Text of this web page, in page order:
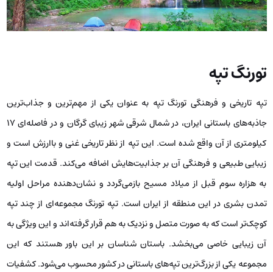
تورنگ‌ تپه
تپه تاریخی و فرهنگی تورنگ تپه به عنوان یکی از مهم‌ترین و جذاب‌ترین
جاذبه‌های باستانی ایران، در شمال شرقی شهر زیبای گرگان و در فاصله‌ای ۱۷
کیلومتری از آن واقع شده است. این تپه از نظر تاریخی غنی و باارزش است و
زیبایی طبیعی و فرهنگی آن بر جذابیت‌هایش اضافه می‌کند. قدمت این تپه
به هزاره سوم قبل از میلاد مسیح بازمی‌گردد و نشان‌دهنده مراحل اولیه
تمدن بشری در این منطقه از ایران است. تپه تورنگ مجموعه‌ای از چند تپه
کوچک‌تر است که به صورت متصل و نزدیک به هم قرار گرفته‌اند و این ویژگی به
آن زیبایی خاصی می‌بخشد. باستان شناسان بر این باور هستند که این
مجموعه یکی از بزرگ‌ترین تپه‌های باستانی در کشور محسوب می‌شود. کشفیات